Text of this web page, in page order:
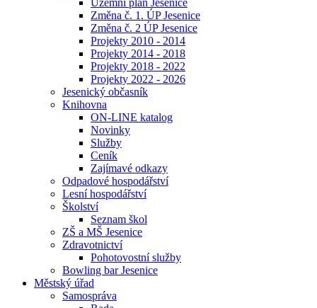
Územní plán Jesenice
Změna č. 1. ÚP Jesenice
Změna č. 2 ÚP Jesenice
Projekty 2010 - 2014
Projekty 2014 - 2018
Projekty 2018 - 2022
Projekty 2022 - 2026
Jesenický občasník
Knihovna
ON-LINE katalog
Novinky
Služby
Ceník
Zajímavé odkazy
Odpadové hospodářství
Lesní hospodářství
Školství
Seznam škol
ZŠ a MŠ Jesenice
Zdravotnictví
Pohotovostní služby
Bowling bar Jesenice
Městský úřad
Samospráva